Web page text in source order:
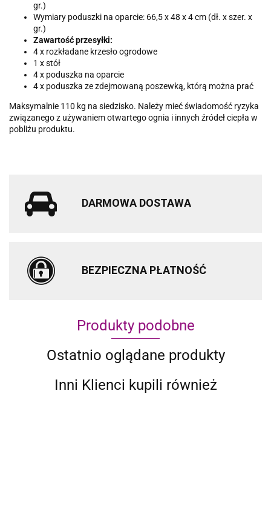
gr.)
Wymiary poduszki na oparcie: 66,5 x 48 x 4 cm (dł. x szer. x
gr.)
Zawartość przesyłki:
4 x rozkładane krzesło ogrodowe
1 x stół
4 x poduszka na oparcie
4 x poduszka ze zdejmowaną poszewką, którą można prać
Maksymalnie 110 kg na siedzisko. Należy mieć świadomość ryzyka
związanego z używaniem otwartego ognia i innych źródeł ciepła w
pobliżu produktu.
DARMOWA DOSTAWA
BEZPIECZNA PŁATNOŚĆ
Produkty podobne
Ostatnio oglądane produkty
Inni Klienci kupili również